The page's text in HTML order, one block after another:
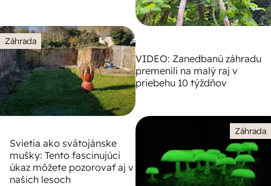
Záhrada
VIDEO: Zanedbanú záhradu
premenili na malý raj v
priebehu 10 týždňov
Záhrada
Svietia ako svätojánske
mušky: Tento fascinujúci
úkaz môžete pozorovať aj v
našich lesoch